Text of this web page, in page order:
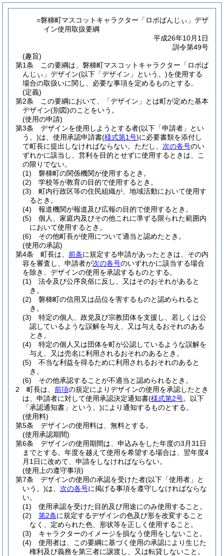
○磐梯町マスコットキャラクター「ロボばんじぃ」デザ
イン使用取扱要綱
平成26年10月1日
訓令第49号
(趣旨)
第1条
この要綱は、磐梯町マスコットキャラクター「ロボば
んじぃ」デザイン(以下「デザイン」という。)を使用する
場合の取扱いに関し、必要な事項を定めるものとする。
(定義)
第2条
この要綱において、「デザイン」とは町が定めた基本
デザイン(別図)のことをいう。
(使用の申請)
第3条
デザインを使用しようとする者(以下「申請者」とい
う。)は、使用承認申請書(様式第1号)に必要書類を添付し
て町長に提出しなければならない。 ただし、 次の各号のい
ずれかに該当し、営利を目的とせずに使用するときは、こ
の限りでない。
(1)
磐梯町の関係機関が使用するとき。
(2)
学校等が教育の目的で使用するとき。
(3)
町内行政区等の住民組織が、地域活動において使用す
るとき。
(4)
報道機関が報道及び広報の目的で使用するとき。
(5)
個人、家庭内及びその他これに準ずる限られた範囲内
において使用するとき。
(6)
その他町長が使用について適当と認めたとき。
(使用の承認)
第4条
町長は、 前条に規定する申請があったときは、その内
容を審査し、申請者が次の各号のいずれかに該当する場合
を除き、デザインの使用を承認するものとする。
(1)
法令及び公序良俗に反し、又はそのおそれがあると
き。
(2)
磐梯町の信用又は品位を害するものと認められると
き。
(3)
特定の個人、政党及び宗教団体を支援し、若しくは公
認しているような誤解を与え、又は与えるおそれのある
とき。
(4)
特定の個人又は団体を町が公認しているような誤解を
与え、又は売名に利用されるおそれのあるとき。
(5)
不当な利益を得るために利用されるおそれのあると
き。
(6)
その他承認することが不適当と認められるとき。
2
町長は、 前項の規定によりデザインの使用を承認したとき
は、申請者に対して使用承認決定通知書(様式第2号。以下
「承認通知書」という。)により通知するものとする。
(使用料)
第5条
デザインの使用料は、無料とする。
(使用承認期間)
第6条
デザインの使用期間は、申込みをした年度の3月31日
までとする。 年度を越えて使用を希望する場合は、翌年度4
月1日に改めて、申請をしなければならない。
(使用上の遵守事項)
第7条
デザインの使用の承認を受けた者(以下「使用者」と
いう。)は、 次の各号に掲げる事項を遵守しなければならな
い。
(1)
使用承認を受けた目的及び用途にのみ使用すること。
(2)
第2条に規定するデザインの色及び形を改変すること
なく、定められた色、形状等を正しく使用すること。
(3)
キャラクターのイメージを損なう使用をしないこと。
(4)
使用者は、この要綱に基づく使用の承認により生じた
権利及び義務を第三者に譲渡し、又は転貸しないこと。